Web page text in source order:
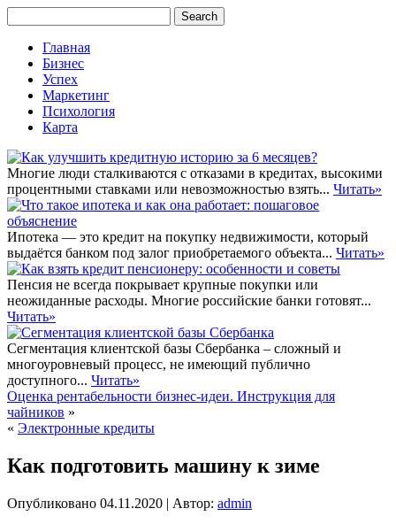
Главная
Бизнес
Успех
Маркетинг
Психология
Карта
Многие люди сталкиваются с отказами в кредитах, высокими
процентными ставками или невозможностью взять... Читать»
Ипотека — это кредит на покупку недвижимости, который
выдаётся банком под залог приобретаемого объекта... Читать»
Пенсия не всегда покрывает крупные покупки или
неожиданные расходы. Многие российские банки готовят...
Читать»
Сегментация клиентской базы Сбербанка – сложный и
многоуровневый процесс, не имеющий публично
доступного... Читать»
Оценка рентабельности бизнес-идеи. Инструкция для
чайников »
« Электронные кредиты
Как подготовить машину к зиме
Опубликовано 04.11.2020 | Автор: admin